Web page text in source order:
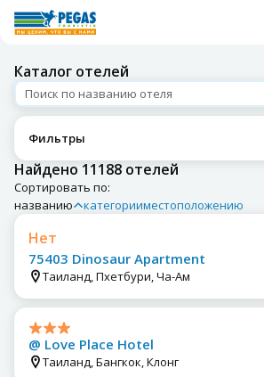
Каталог отелей
Фильтры
Найдено 11188 отелей
Сортировать по:
названию
категорииместоположению
Нет
75403 Dinosaur Apartment
Таиланд, Пхетбури, Ча-Ам
@ Love Place Hotel
Таиланд, Бангкок, Клонг